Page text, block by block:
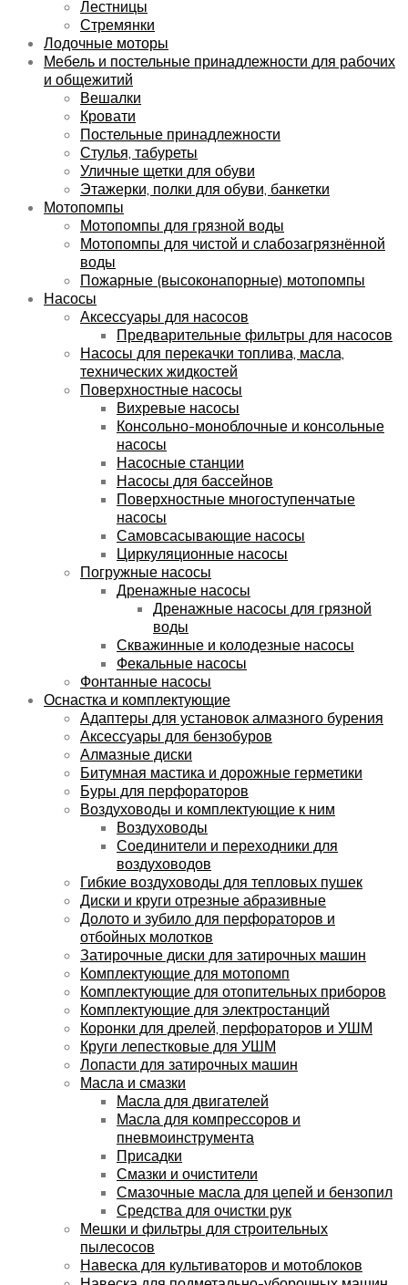
Лестницы
Стремянки
Лодочные моторы
Мебель и постельные принадлежности для рабочих
и общежитий
Вешалки
Кровати
Постельные принадлежности
Стулья, табуреты
Уличные щетки для обуви
Этажерки, полки для обуви, банкетки
Мотопомпы
Мотопомпы для грязной воды
Мотопомпы для чистой и слабозагрязнённой
воды
Пожарные (высоконапорные) мотопомпы
Насосы
Аксессуары для насосов
Предварительные фильтры для насосов
Насосы для перекачки топлива, масла,
технических жидкостей
Поверхностные насосы
Вихревые насосы
Консольно-моноблочные и консольные
насосы
Насосные станции
Насосы для бассейнов
Поверхностные многоступенчатые
насосы
Самовсасывающие насосы
Циркуляционные насосы
Погружные насосы
Дренажные насосы
Дренажные насосы для грязной
воды
Скважинные и колодезные насосы
Фекальные насосы
Фонтанные насосы
Оснастка и комплектующие
Адаптеры для установок алмазного бурения
Аксессуары для бензобуров
Алмазные диски
Битумная мастика и дорожные герметики
Буры для перфораторов
Воздуховоды и комплектующие к ним
Воздуховоды
Соединители и переходники для
воздуховодов
Гибкие воздуховоды для тепловых пушек
Диски и круги отрезные абразивные
Долото и зубило для перфораторов и
отбойных молотков
Затирочные диски для затирочных машин
Комплектующие для мотопомп
Комплектующие для отопительных приборов
Комплектующие для электростанций
Коронки для дрелей, перфораторов и УШМ
Круги лепестковые для УШМ
Лопасти для затирочных машин
Масла и смазки
Масла для двигателей
Масла для компрессоров и
пневмоинструмента
Присадки
Смазки и очистители
Смазочные масла для цепей и бензопил
Средства для очистки рук
Мешки и фильтры для строительных
пылесосов
Навеска для культиваторов и мотоблоков